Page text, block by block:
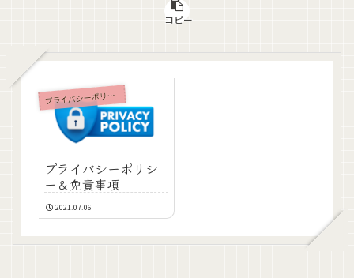
コピー
プライバシーポリシー/免責事項
プライバシーポリシ
ー＆免責事項
2021.07.06